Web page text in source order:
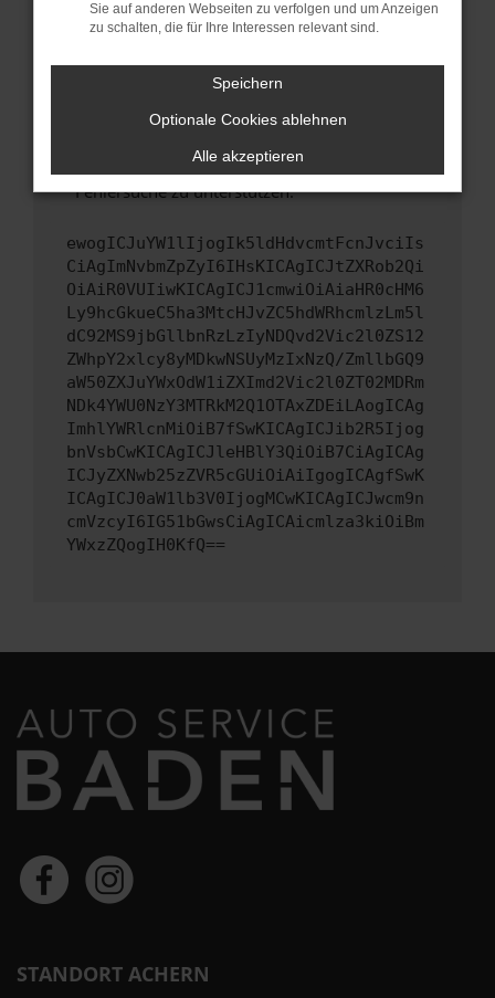
führen, dass bestimmte Funktionen nicht mehr
unterstützt werden.
Wende dich an den Webseitenbetreiber.
Wenn du alle oben genannten Schritte versucht
hast, kontaktiere uns bitte. Wir werden
uns diesen Text schicken, um uns bei der
Fehlersuche zu unterstützen:
ewogICJuYW1lIjogIk5ldHdvcmtFcnJvciIs
CiAgImNvbmZpZyI6IHsKICAgICJtZXRob2Qi
OiAiR0VUIiwKICAgICJ1cmwiOiAiaHR0cHM6
Ly9hcGkueC5ha3MtcHJvZC5hdWRhcmlzLm5l
dC92MS9jbGllbnRzLzIyNDQvd2Vic2l0ZS12
ZWhpY2xlcy8yMDkwNSUyMzIxNzQ/ZmllbGQ9
aW50ZXJuYWxOdW1iZXImd2Vic2l0ZT02MDRm
NDk4YWU0NzY3MTRkM2Q1OTAxZDEiLAogICAg
ImhlYWRlcnMiOiB7fSwKICAgICJib2R5Ijog
bnVsbCwKICAgICJleHBlY3QiOiB7CiAgICAg
ICJyZXNwb25zZVR5cGUiOiAiIgogICAgfSwK
ICAgICJ0aW1lb3V0IjogMCwKICAgICJwcm9n
cmVzcyI6IG51bGwsCiAgICAicmlza3kiOiBm
YWxzZQogIH0KfQ==
STANDORT ACHERN
Sie auf anderen Webseiten zu verfolgen und um Anzeigen
zu schalten, die für Ihre Interessen relevant sind.
Speichern
Optionale Cookies ablehnen
Alle akzeptieren